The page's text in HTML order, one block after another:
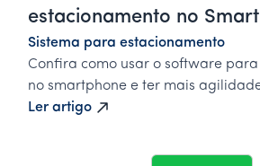
estacionamento no
Sistema para estacionamento
Confira como usar o software
no smartphone e ter mais
Ler artigo